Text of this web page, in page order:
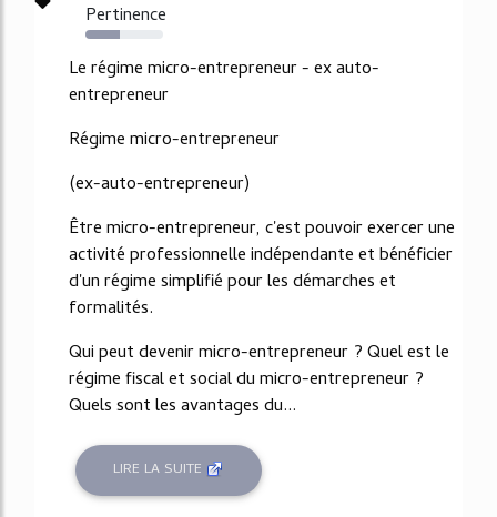
Pertinence
44%
Le régime micro-entrepreneur - ex auto-
entrepreneur
Régime micro-entrepreneur
(ex-auto-entrepreneur)
Être micro-entrepreneur, c'est pouvoir exercer une
activité professionnelle indépendante et bénéficier
d'un régime simplifié pour les démarches et
formalités.
Qui peut devenir micro-entrepreneur ? Quel est le
régime fiscal et social du micro-entrepreneur ?
Quels sont les avantages du...
LIRE LA SUITE